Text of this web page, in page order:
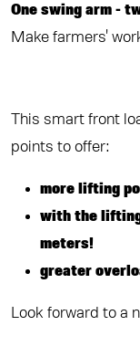
One swing arm -
Make farmers'
This smart front
points to offer:
more lifting
with the
meters!
greater
Look forward to a